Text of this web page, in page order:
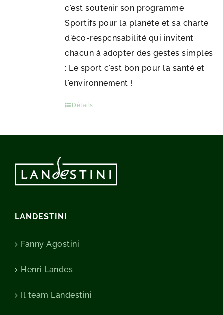
c'est soutenir son programme
Sportifs pour la planète et sa charte
d'éco-responsabilité qui invitent
chacun à adopter des gestes simples
: Le sport c'est bon pour la santé et
l'environnement !
Détails
LANDESTINI
Fanny Agostini
Henri Landes
Il team Landestini